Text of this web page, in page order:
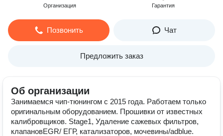
Организация Гарантия
Позвонить Чат
Предложить заказ
Об организации
Занимаемся чип-тюнингом с 2015 года. Работаем только
оригинальным оборудованием. Прошивки от известных
калибровщиков. Stage1, Удаление сажевых фильтров,
клапановEGR/ ЕГР, катализаторов, мочевины/adblue.